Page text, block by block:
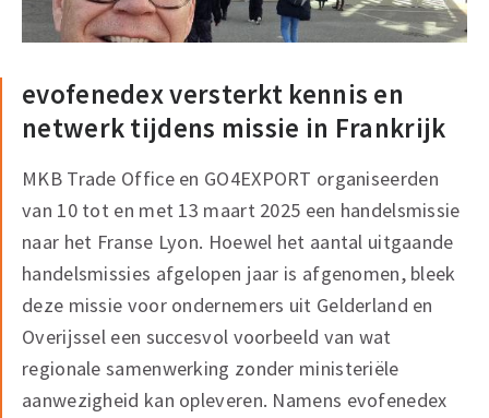
evofenedex versterkt kennis en
netwerk tijdens missie in Frankrijk
MKB Trade Office en GO4EXPORT organiseerden
van 10 tot en met 13 maart 2025 een handelsmissie
naar het Franse Lyon. Hoewel het aantal uitgaande
handelsmissies afgelopen jaar is afgenomen, bleek
deze missie voor ondernemers uit Gelderland en
Overijssel een succesvol voorbeeld van wat
regionale samenwerking zonder ministeriële
aanwezigheid kan opleveren. Namens evofenedex